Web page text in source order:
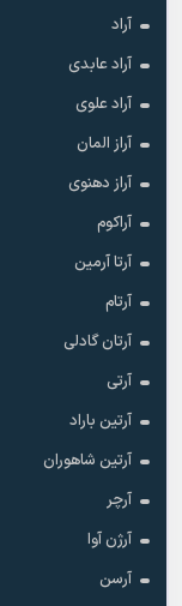
آراد
آراد عابدی
آراد علوی
آراز المان
آراز دهنوی
آراکوم
آرتا آرمین
آرتام
آرتان گادلی
آرتی
آرتین باراد
آرتین شاهوران
آرچر
آرژن آوا
آرسن